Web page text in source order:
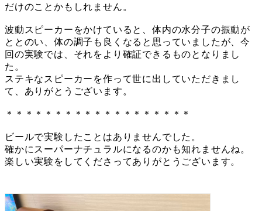
だけのことかもしれません。
波動スピーカーをかけていると、体内の水分子の振動が
ととのい、体の調子も良くなると思っていましたが、今
回の実験では、それをより確証できるものとなりまし
た。
ステキなスピーカーを作って世に出していただきまし
て、ありがとうございます。
＊＊＊＊＊＊＊＊＊＊＊＊＊＊＊＊＊＊＊
ビールで実験したことはありませんでした。
確かにスーパーナチュラルになるのかも知れませんね。
楽しい実験をしてくださってありがとうございます。